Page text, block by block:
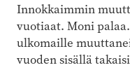
Innokkaimmin
vuotiaat. Moni
ulkomaille
vuoden sisällä